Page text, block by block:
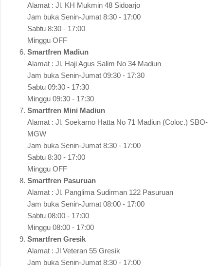
Alamat : Jl. KH Mukmin 48 Sidoarjo
Jam buka Senin-Jumat 8:30 - 17:00
Sabtu 8:30 - 17:00
Minggu OFF
Smartfren Madiun
Alamat : Jl. Haji Agus Salim No 34 Madiun
Jam buka Senin-Jumat 09:30 - 17:30
Sabtu 09:30 - 17:30
Minggu 09:30 - 17:30
Smartfren Mini Madiun
Alamat : Jl. Soekarno Hatta No 71 Madiun (Coloc.) SBO-
MGW
Jam buka Senin-Jumat 8:30 - 17:00
Sabtu 8:30 - 17:00
Minggu OFF
Smartfren Pasuruan
Alamat : Jl. Panglima Sudirman 122 Pasuruan
Jam buka Senin-Jumat 08:00 - 17:00
Sabtu 08:00 - 17:00
Minggu 08:00 - 17:00
Smartfren Gresik
Alamat : Jl Veteran 55 Gresik
Jam buka Senin-Jumat 8:30 - 17:00